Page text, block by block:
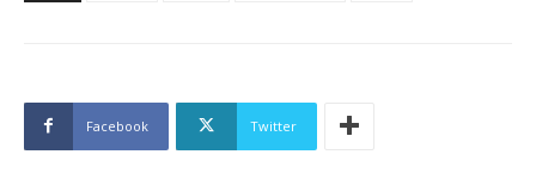
Facebook Twitter